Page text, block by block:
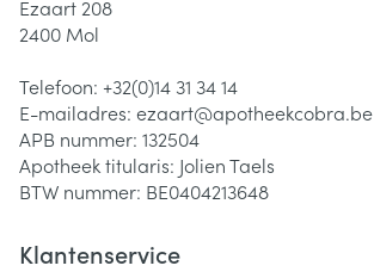
Ezaart 208
2400 Mol
Telefoon: +32(0)14 31 34 14
E-mailadres: ezaart@apotheekcobra.be
APB nummer: 132504
Apotheek titularis: Jolien Taels
BTW nummer: BE0404213648
Klantenservice